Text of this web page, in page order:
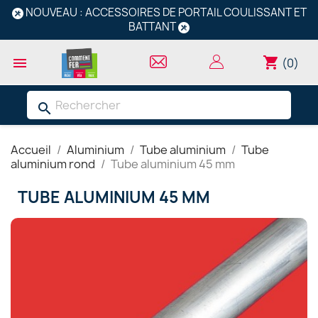
NOUVEAU : ACCESSOIRES DE PORTAIL COULISSANT ET
BATTANT
 shopping_cart (0)
search
Accueil Aluminium Tube aluminium
Tube
aluminium rond
Tube aluminium 45 mm
TUBE ALUMINIUM 45 MM